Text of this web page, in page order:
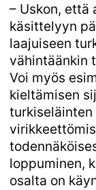
– Uskon, että
käsittelyyn
laajuiseen
vähintäänkin
Voi myös
kieltämisen
loppuminen,
osalta on